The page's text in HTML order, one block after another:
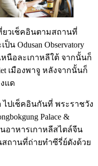
ยวเช็คอินตามสถานที่
Odusan Observatory
นือละเกาหลีใต้ จากนั้นก็
เมืองพาจู หลังจากนั้นก็
แด
ปเช็คอินกันที่ พระราชวัง
Palace &
อาหารเกาหลีสไตล์จีน
สถานที่ถ่ายทำซีรี่ย์ดังด้วย